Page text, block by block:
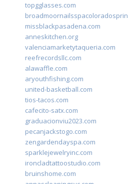
topgglasses.com
missblackpasadena.com
anneskitchen.org
valenciamarketytaqueria.com
reefrecordsllc.com
alawaffle.com
aryouthfishing.com
united-basketball.com
tios-tacos.com
cafecito-satx.com
graduacionviu2023.com
pecanjackstogo.com
zengardendayspa.com
sparklejewelryinc.com
ironcladtattoostudio.com
bruinshome.com